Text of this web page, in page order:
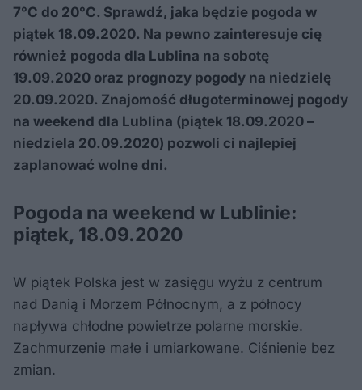
7°C do 20°C. Sprawdź, jaka będzie pogoda w
piątek 18.09.2020. Na pewno zainteresuje cię
również pogoda dla Lublina na sobotę
19.09.2020 oraz prognozy pogody na niedzielę
20.09.2020. Znajomość długoterminowej pogody
na weekend dla Lublina (piątek 18.09.2020 –
niedziela 20.09.2020) pozwoli ci najlepiej
zaplanować wolne dni.
Pogoda na weekend w Lublinie:
piątek, 18.09.2020
W piątek Polska jest w zasięgu wyżu z centrum
nad Danią i Morzem Północnym, a z północy
napływa chłodne powietrze polarne morskie.
Zachmurzenie małe i umiarkowane. Ciśnienie bez
zmian.